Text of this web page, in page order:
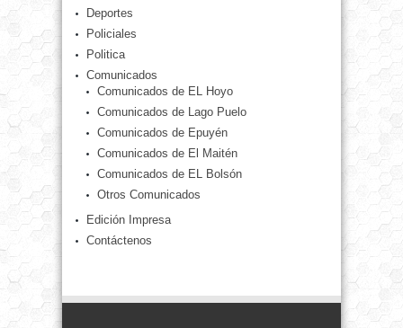
Deportes
Policiales
Politica
Comunicados
Comunicados de EL Hoyo
Comunicados de Lago Puelo
Comunicados de Epuyén
Comunicados de El Maitén
Comunicados de EL Bolsón
Otros Comunicados
Edición Impresa
Contáctenos